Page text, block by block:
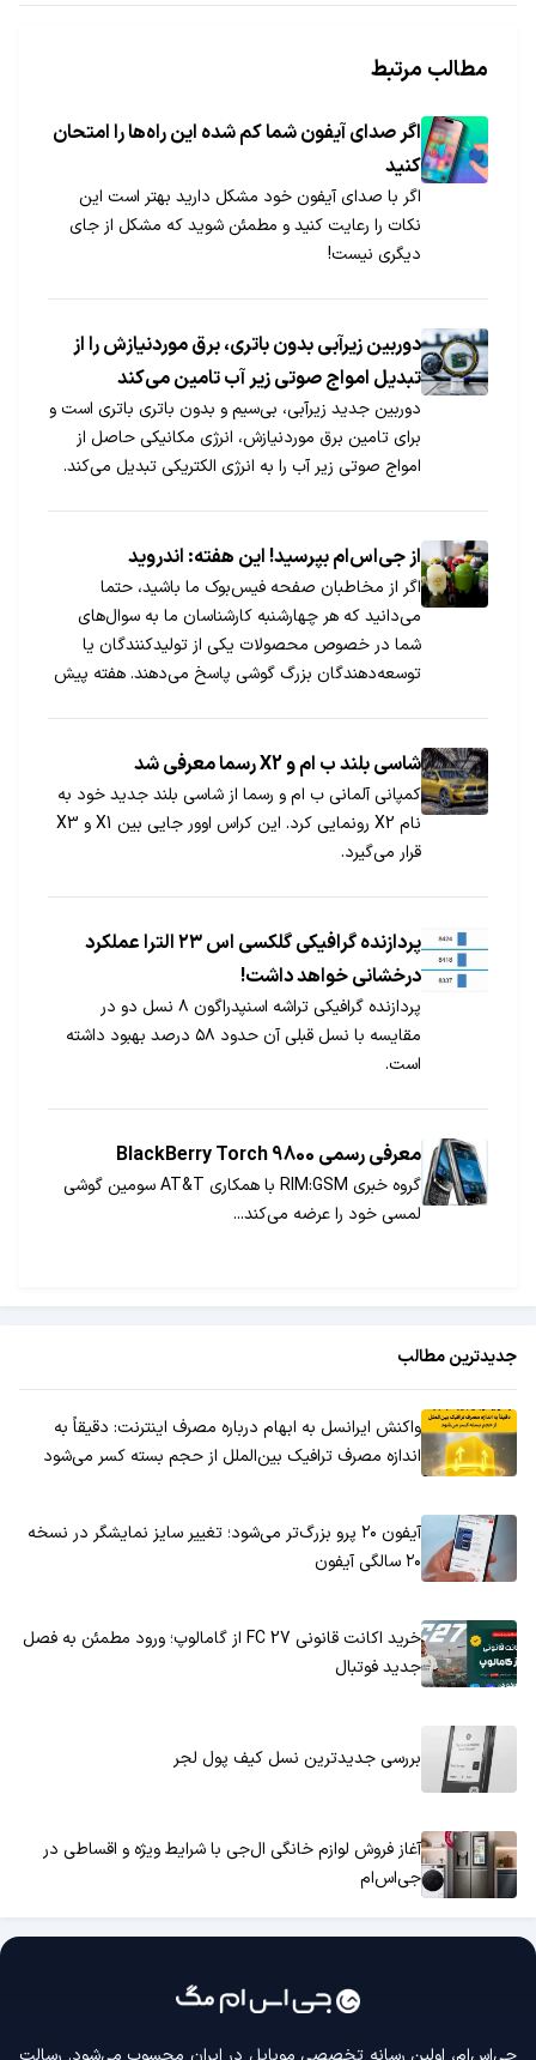
مطالب مرتبط
اگر صدای آیفون شما کم شده این راه‌ها را امتحان
کنید
اگر با صدای آیفون خود مشکل دارید بهتر است این
نکات را رعایت کنید و مطمئن شوید که مشکل از جای
دیگری نیست!
دوربین زیرآبی بدون باتری، برق موردنیازش را از
تبدیل امواج صوتی زیر آب تامین می‌کند
دوربین جدید زیرآبی، بی‌سیم و بدون باتری باتری است و
برای تامین برق موردنیازش، انرژی مکانیکی حاصل از
امواج صوتی زیر آب را به انرژی الکتریکی تبدیل می‌کند.
از جی‌اس‌ام بپرسید! این هفته: اندروید
اگر از مخاطبان صفحه فیس‌بوک ما باشید، حتما
می‌دانید که هر چهارشنبه کارشناسان ما به سوال‌های
شما در خصوص محصولات یکی از تولیدکنندگان یا
توسعه‌دهندگان بزرگ گوشی پاسخ می‌دهند. هفته پیش
همراه پاسخ‌های کارشناسان ما را می‌بینید.
شاسی بلند ب ام و X2 رسما معرفی شد
کمپانی آلمانی ب ام و رسما از شاسی بلند جدید خود به
نام X2 رونمایی کرد. این کراس اوور جایی بین X1 و X3
قرار می‌گیرد.
پردازنده گرافیکی گلکسی اس ۲۳ الترا عملکرد
درخشانی خواهد داشت!
پردازنده گرافیکی تراشه اسنپدراگون ۸ نسل دو در
مقایسه با نسل قبلی آن حدود ۵۸ درصد بهبود داشته
است.
معرفی رسمی BlackBerry Torch 9800
گروه خبری GSM‏:RIM با همکاری AT&T سومین گوشی
لمسی خود را عرضه می‌کند...
جدیدترین مطالب
واکنش ایرانسل به ابهام درباره مصرف اینترنت: دقیقاً به
اندازه مصرف ترافیک بین‌الملل از حجم بسته کسر می‌شود
آیفون ۲۰ پرو بزرگ‌تر می‌شود؛ تغییر سایز نمایشگر در نسخه
۲۰ سالگی آیفون
خرید اکانت قانونی FC 27 از گامالوپ؛ ورود مطمئن به فصل
جدید فوتبال
بررسی جدیدترین نسل کیف پول لجر
آغاز فروش لوازم خانگی ال‌جی با شرایط ویژه و اقساطی در
جی‌اس‌ام